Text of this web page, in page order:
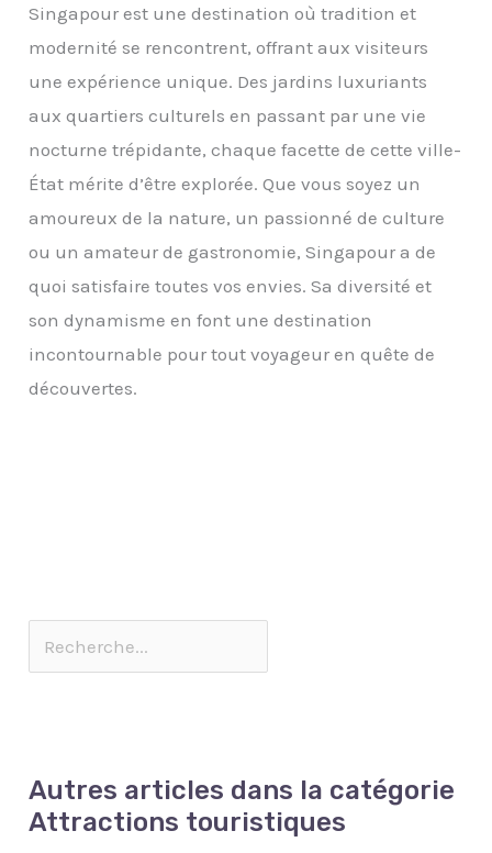
Singapour est une destination où tradition et
modernité se rencontrent, offrant aux visiteurs
une expérience unique. Des jardins luxuriants
aux quartiers culturels en passant par une vie
nocturne trépidante, chaque facette de cette ville-
État mérite d’être explorée. Que vous soyez un
amoureux de la nature, un passionné de culture
ou un amateur de gastronomie, Singapour a de
quoi satisfaire toutes vos envies. Sa diversité et
son dynamisme en font une destination
incontournable pour tout voyageur en quête de
découvertes.
Autres articles dans la catégorie
Attractions touristiques